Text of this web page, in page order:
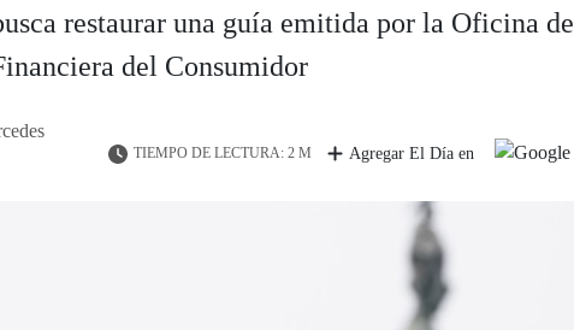
restaurar una guía emitida por la Oficina de
del Consumidor
TIEMPO DE LECTURA: 2 M Agregar El Día en